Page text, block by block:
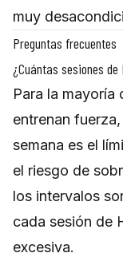
muy
Preguntas frecuentes
¿Cuántas sesiones
Para la mayoría
entrenan
semana es el
el riesgo de
los intervalos
cada sesión de
excesiva.